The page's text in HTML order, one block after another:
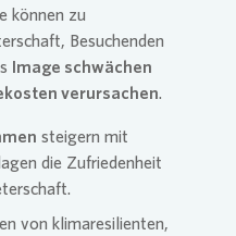
können zu
Besuchenden
Image schwächen
verursachen.
steigern mit
die Zufriedenheit
von klimaresilienten,